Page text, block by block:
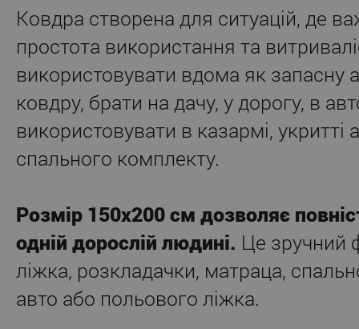
Ковдра створена для ситуацій, де
простота використання та
використовувати вдома як запасну
ковдру, брати на дачу, у дорогу, в
використовувати в казармі, укритті
спального комплекту.
Розмір 150x200 см дозволяє
одній дорослій людині. Це зручний
ліжка, розкладачки, матраца,
авто або польового ліжка.